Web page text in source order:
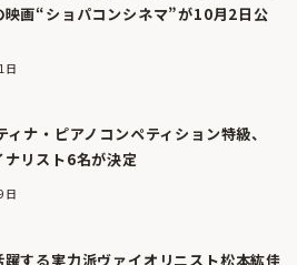
映画“ショパコンシネマ”が10月2日公
日
ナ・ピアノコンペティション特級、
ナリスト6名が決定
日
躍する実力派ヴァイオリニスト松本紘佳